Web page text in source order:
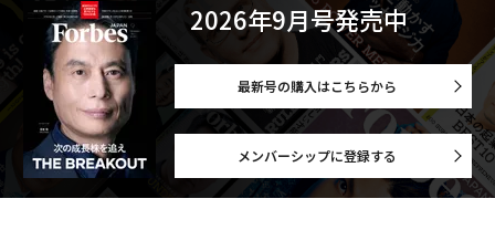
2026年9月号発売中
最新号の購入はこちらから
メンバーシップに登録する